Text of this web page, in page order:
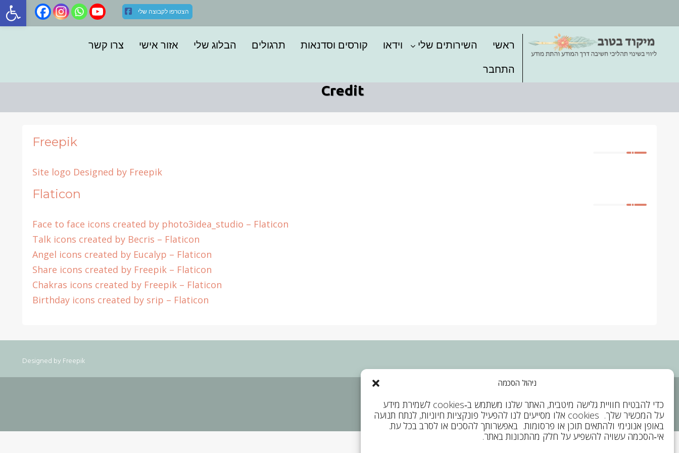
ניהול הסכמה
כדי להבטיח חוויית גלישה מיטבית, האתר שלנו משתמש ב‑cookies לשמירת מידע
על המכשיר שלך. cookies אלו מסייעים לנו להפעיל פונקציות חיוניות, לנתח תנועה
באופן אנונימי ולהתאים תוכן או פרסומות. באפשרותך להסכים או לסרב בכל עת.
אי‑הסכמה עשויה להשפיע על חלק מהתכונות באתר.
Skip
to
הצטרפו לקבוצה שלי
ראשי השירותים שלי וידאו קורסים וסדנאות תרגולים הבלוג שלי אזור אישי
צרו קשר
התחבר
Credit
Freepik
Site logo Designed by Freepik
Flaticon
Face to face icons created by photo3idea_studio – Flaticon
Talk icons created by Becris – Flaticon
Angel icons created by Eucalyp – Flaticon
Share icons created by Freepik – Flaticon
Chakras icons created by Freepik – Flaticon
Birthday icons created by srip – Flaticon
Designed by Freepik
בקורסים מקוונים